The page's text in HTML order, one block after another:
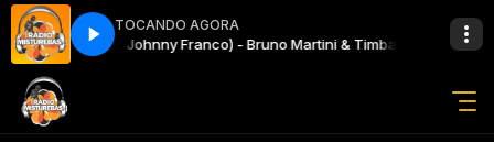
Madrugando Madrugando
TOCANDO AGORA
Road (ft. Johnny Franco) - Bruno Martini & Timbaland